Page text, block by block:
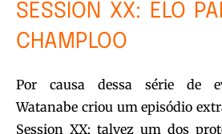
SESSION XX: ELO
CHAMPLOO
Por causa dessa série de
Watanabe criou um episódio
Session XX; talvez um dos